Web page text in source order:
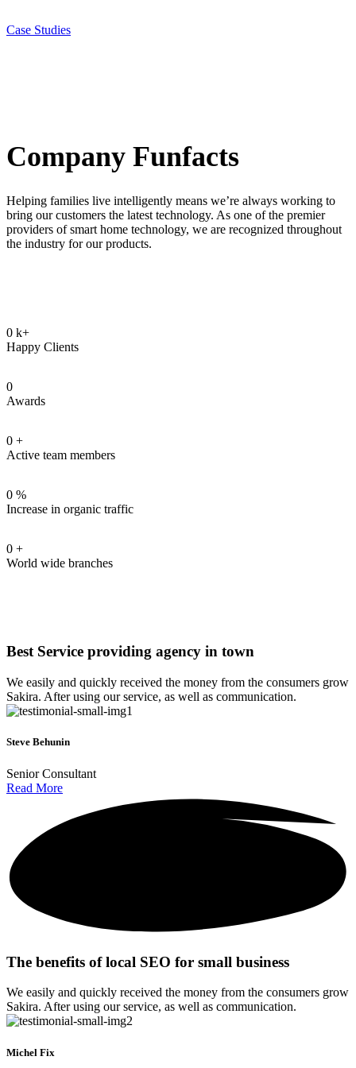
Case Studies
Company Funfacts
Helping families live intelligently means we’re always working to
bring our customers the latest technology. As one of the premier
providers of smart home technology, we are recognized throughout
the industry for our products.
0 k+
Happy Clients
0
Awards
0 +
Active team members
0 %
Increase in organic traffic
0 +
World wide branches
Best Service providing agency in town
We easily and quickly received the money from the consumers grow
Sakira. After using our service, as well as communication.
Steve Behunin
Senior Consultant
Read More
The benefits of local SEO for small business
We easily and quickly received the money from the consumers grow
Sakira. After using our service, as well as communication.
Michel Fix